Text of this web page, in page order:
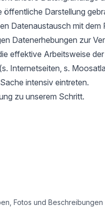
öffentliche Darstellung
Datenaustausch mit
Datenerhebungen zur
effektive Arbeitsweise
Internetseiten, s.
intensiv eintreten.
zu unserem Schritt.
Fotos und